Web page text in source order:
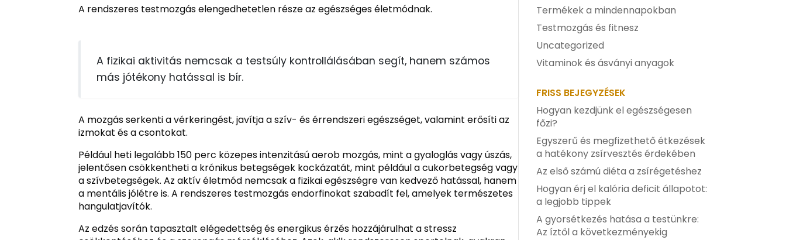
A rendszeres testmozgás elengedhetetlen része az egészséges életmódnak.
A fizikai aktivitás nemcsak a testsúly kontrollálásában segít, hanem számos
más jótékony hatással is bír.
A mozgás serkenti a vérkeringést, javítja a szív- és érrendszeri egészséget, valamint erősíti az
izmokat és a csontokat.
Például heti legalább 150 perc közepes intenzitású aerob mozgás, mint a gyaloglás vagy úszás,
jelentősen csökkentheti a krónikus betegségek kockázatát, mint például a cukorbetegség vagy
a szívbetegségek. Az aktív életmód nemcsak a fizikai egészségre van kedvező hatással, hanem
a mentális jólétre is. A rendszeres testmozgás endorfinokat szabadít fel, amelyek természetes
hangulatjavítók.
Az edzés során tapasztalt elégedettség és energikus érzés hozzájárulhat a stressz
Termékek a mindennapokban
Testmozgás és fitnesz
Uncategorized
Vitaminok és ásványi anyagok
FRISS BEJEGYZÉSEK
Hogyan kezdjünk el egészségesen
főzi?
Egyszerű és megfizethető étkezések
a hatékony zsírvesztés érdekében
Az első számú diéta a zsírégetéshez
Hogyan érj el kalória deficit állapotot:
a legjobb tippek
A gyorsétkezés hatása a testünkre:
Az íztől a következményekig